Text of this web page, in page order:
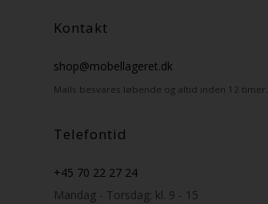
Kontakt
shop@mobellageret.dk
Mails besvares løbende og altid inden 12 timer.
Telefontid
+45 70 22 27 24
Mandag - Torsdag: kl. 9 - 15